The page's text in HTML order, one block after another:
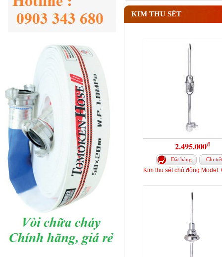
KIM THU SÉT
2.495.000đ
Đặt hàng Chi tiết
Kim thu sét chủ động Model: